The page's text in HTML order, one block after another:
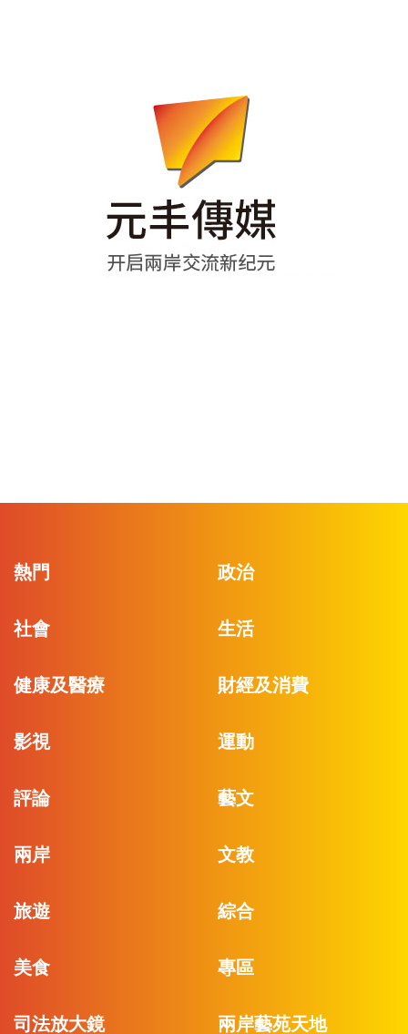
熱門 政治
社會 生活
健康及醫療 財經及消費
影視 運動
評論 藝文
兩岸 文教
旅遊 綜合
美食 專區
司法放大鏡 兩岸藝苑天地